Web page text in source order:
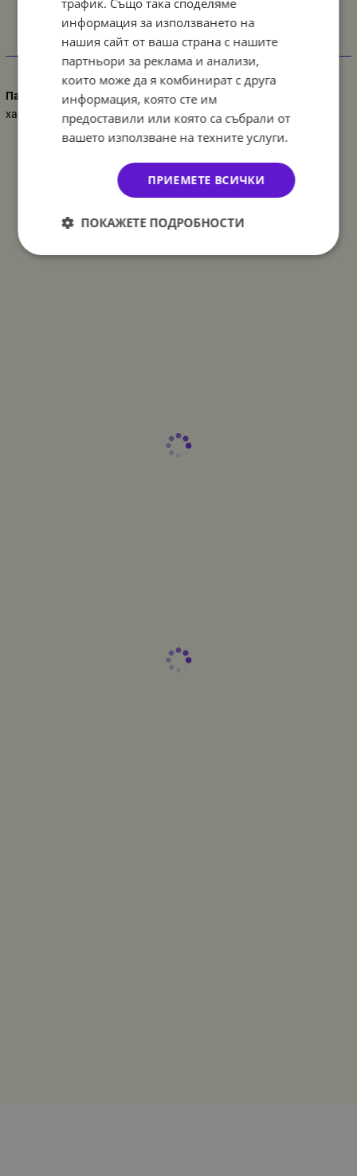
Характеристики
Парти украса
хари потър
трафик. Също така споделяме
информация за използването на
нашия сайт от ваша страна с нашите
партньори за реклама и анализи,
които може да я комбинират с друга
информация, която сте им
предоставили или която са събрали от
вашето използване на техните услуги.
ПРИЕМЕТЕ ВСИЧКИ
ПОКАЖЕТЕ ПОДРОБНОСТИ